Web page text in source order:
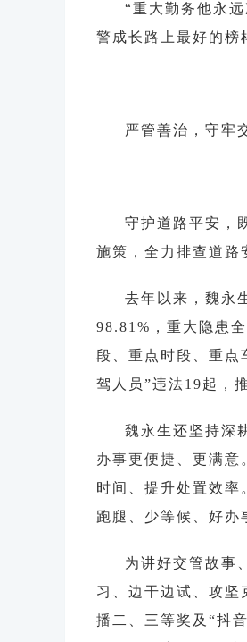
“重大勤务他永
警成长路上最好的榜
严管善治，守牢
守护道路平安，
施策，全力排查道路
去年以来，魏永
98.81%，重大隐患
段、重点时段、重点
驾人员”违法19起，
魏永生还坚持深
办事更便捷、更满意
时间、提升处置效率
跑腿、少等候、好办
为讲好交管故事
习、边干边试、攻坚
播二、三等奖及“抖